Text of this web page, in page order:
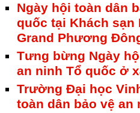
Ngày hội toàn dân
quốc tại Khách sạn
Grand Phương
Tưng bừng Ngày
an ninh Tổ quốc ở
Trường Đại học
toàn dân bảo vệ an